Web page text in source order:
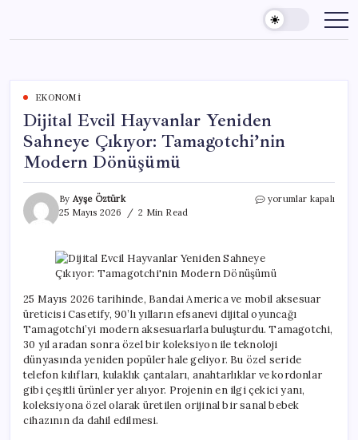
content
EKONOMI
Dijital Evcil Hayvanlar Yeniden
Sahneye Çıkıyor: Tamagotchi’nin
Modern Dönüşümü
By Ayşe Öztürk
25 Mayıs 2026
2 Min Read
Dijital
Tamagotchi’nin
Modern
Dönüşümü
için
yorumlar kapalı
25 Mayıs 2026 tarihinde, Bandai America ve mobil aksesuar
üreticisi Casetify, 90’lı yılların efsanevi dijital oyuncağı
Tamagotchi’yi modern aksesuarlarla buluşturdu. Tamagotchi,
30 yıl aradan sonra özel bir koleksiyon ile teknoloji
dünyasında yeniden popüler hale geliyor. Bu özel seride
telefon kılıfları, kulaklık çantaları, anahtarlıklar ve kordonlar
gibi çeşitli ürünler yer alıyor. Projenin en ilgi çekici yanı,
koleksiyona özel olarak üretilen orijinal bir sanal bebek
cihazının da dahil edilmesi.